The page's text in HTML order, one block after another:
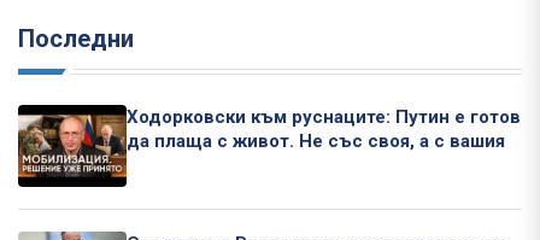
Последни
Ходорковски към руснаците: Путин е готов
да плаща с живот. Не със своя, а с вашия